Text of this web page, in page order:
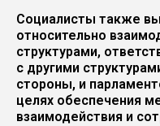
Социалисты также
относительно
структурами,
с другими
стороны, и
целях обеспечения
взаимодействия и